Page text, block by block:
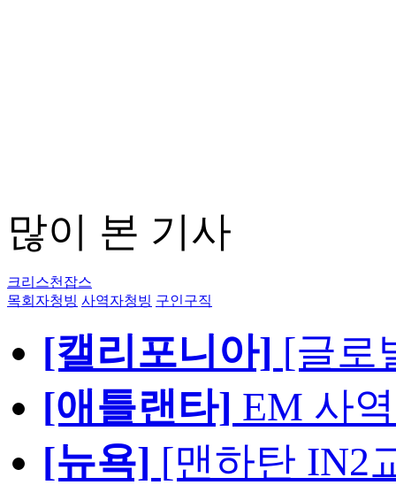
많이 본 기사
크리스천잡스
목회자청빙 사역자청빙 구인구직
[캘리포니아] [글로
[애틀랜타] EM 사
[뉴욕] [맨하탄 IN2